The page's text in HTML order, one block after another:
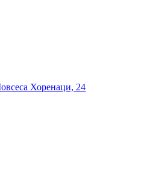
Хоренаци, 24